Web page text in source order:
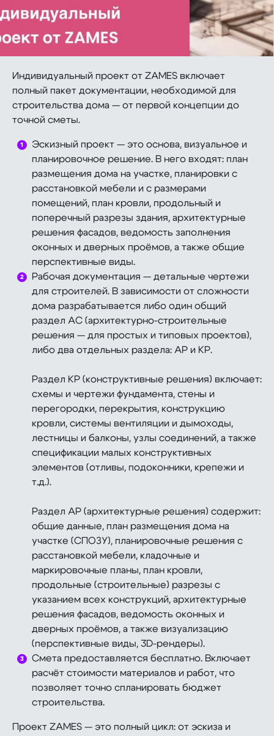
Индивидуальный проект от ZAMES включает
полный пакет документации, необходимой для
строительства дома — от первой концепции до
точной сметы.
Эскизный проект — это основа, визуальное и
планировочное решение. В него входят: план
размещения дома на участке, планировки с
расстановкой мебели и с размерами
помещений, план кровли, продольный и
поперечный разрезы здания, архитектурные
решения фасадов, ведомость заполнения
оконных и дверных проёмов, а также общие
перспективные виды.
Рабочая документация — детальные чертежи
для строителей. В зависимости от сложности
дома разрабатывается либо один общий
раздел АС (архитектурно-строительные
решения — для простых и типовых проектов),
либо два отдельных раздела: АР и КР.
Раздел КР (конструктивные решения) включает:
схемы и чертежи фундамента, стены и
перегородки, перекрытия, конструкцию
кровли, системы вентиляции и дымоходы,
лестницы и балконы, узлы соединений, а также
спецификации малых конструктивных
элементов (отливы, подоконники, крепежи и
т.д.).
Раздел АР (архитектурные решения) содержит:
общие данные, план размещения дома на
участке (СПОЗУ), планировочные решения с
расстановкой мебели, кладочные и
маркировочные планы, план кровли,
продольные (строительные) разрезы с
указанием всех конструкций, архитектурные
решения фасадов, ведомость оконных и
дверных проёмов, а также визуализацию
(перспективные виды, 3D-рендеры).
Смета предоставляется бесплатно. Включает
расчёт стоимости материалов и работ, что
позволяет точно спланировать бюджет
строительства.
Проект ZAMES — это полный цикл: от эскиза и